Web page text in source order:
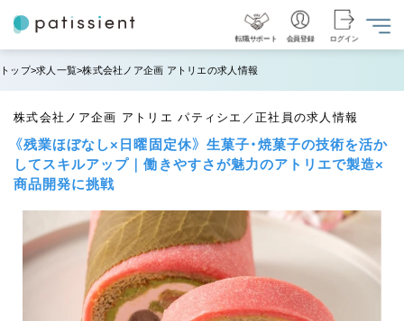
転職サポート 会員登録 ログイン
トップ 求人一覧 株式会社ノア企画 アトリエの求人情報
株式会社ノア企画 アトリエ パティシエ／正社員の求人情報
《残業ほぼなし×日曜固定休》 生菓子・焼菓子の技術を活か
してスキルアップ｜働きやすさが魅力のアトリエで製造×
商品開発に挑戦